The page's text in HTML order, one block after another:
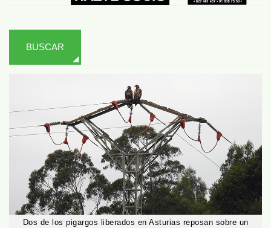
BUSCAR
Dos de los pigargos liberados en Asturias reposan sobre un